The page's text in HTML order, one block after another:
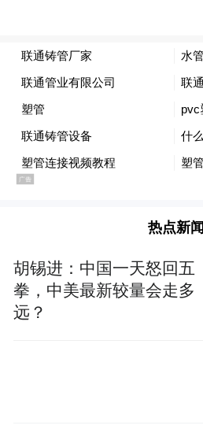
热点新闻
胡锡进：中国一天怒回五
拳，中美最新较量会走多
远？